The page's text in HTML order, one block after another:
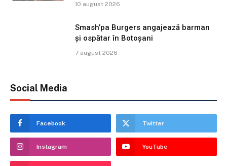
10 august 2026
Smash’pa Burgers angajează barman
și ospătar în Botoșani
7 august 2026
Social Media
Facebook Twitter
Instagram YouTube